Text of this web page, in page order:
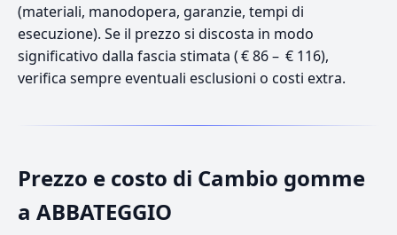
(materiali, manodopera, garanzie, tempi di
esecuzione). Se il prezzo si discosta in modo
significativo dalla fascia stimata ( € 86 – € 116),
verifica sempre eventuali esclusioni o costi extra.
Prezzo e costo di Cambio gomme
a ABBATEGGIO